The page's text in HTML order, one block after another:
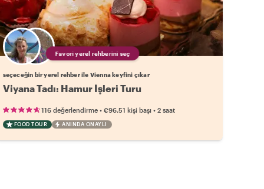
Favori yerel rehberini seç
seçeceğin bir yerel rehber ile Vienna keyfini çıkar
Viyana Tadı: Hamur İşleri Turu
116 değerlendirme• €96.51 kişi başı• 2 saat
FOOD TOUR ANINDA ONAYLI